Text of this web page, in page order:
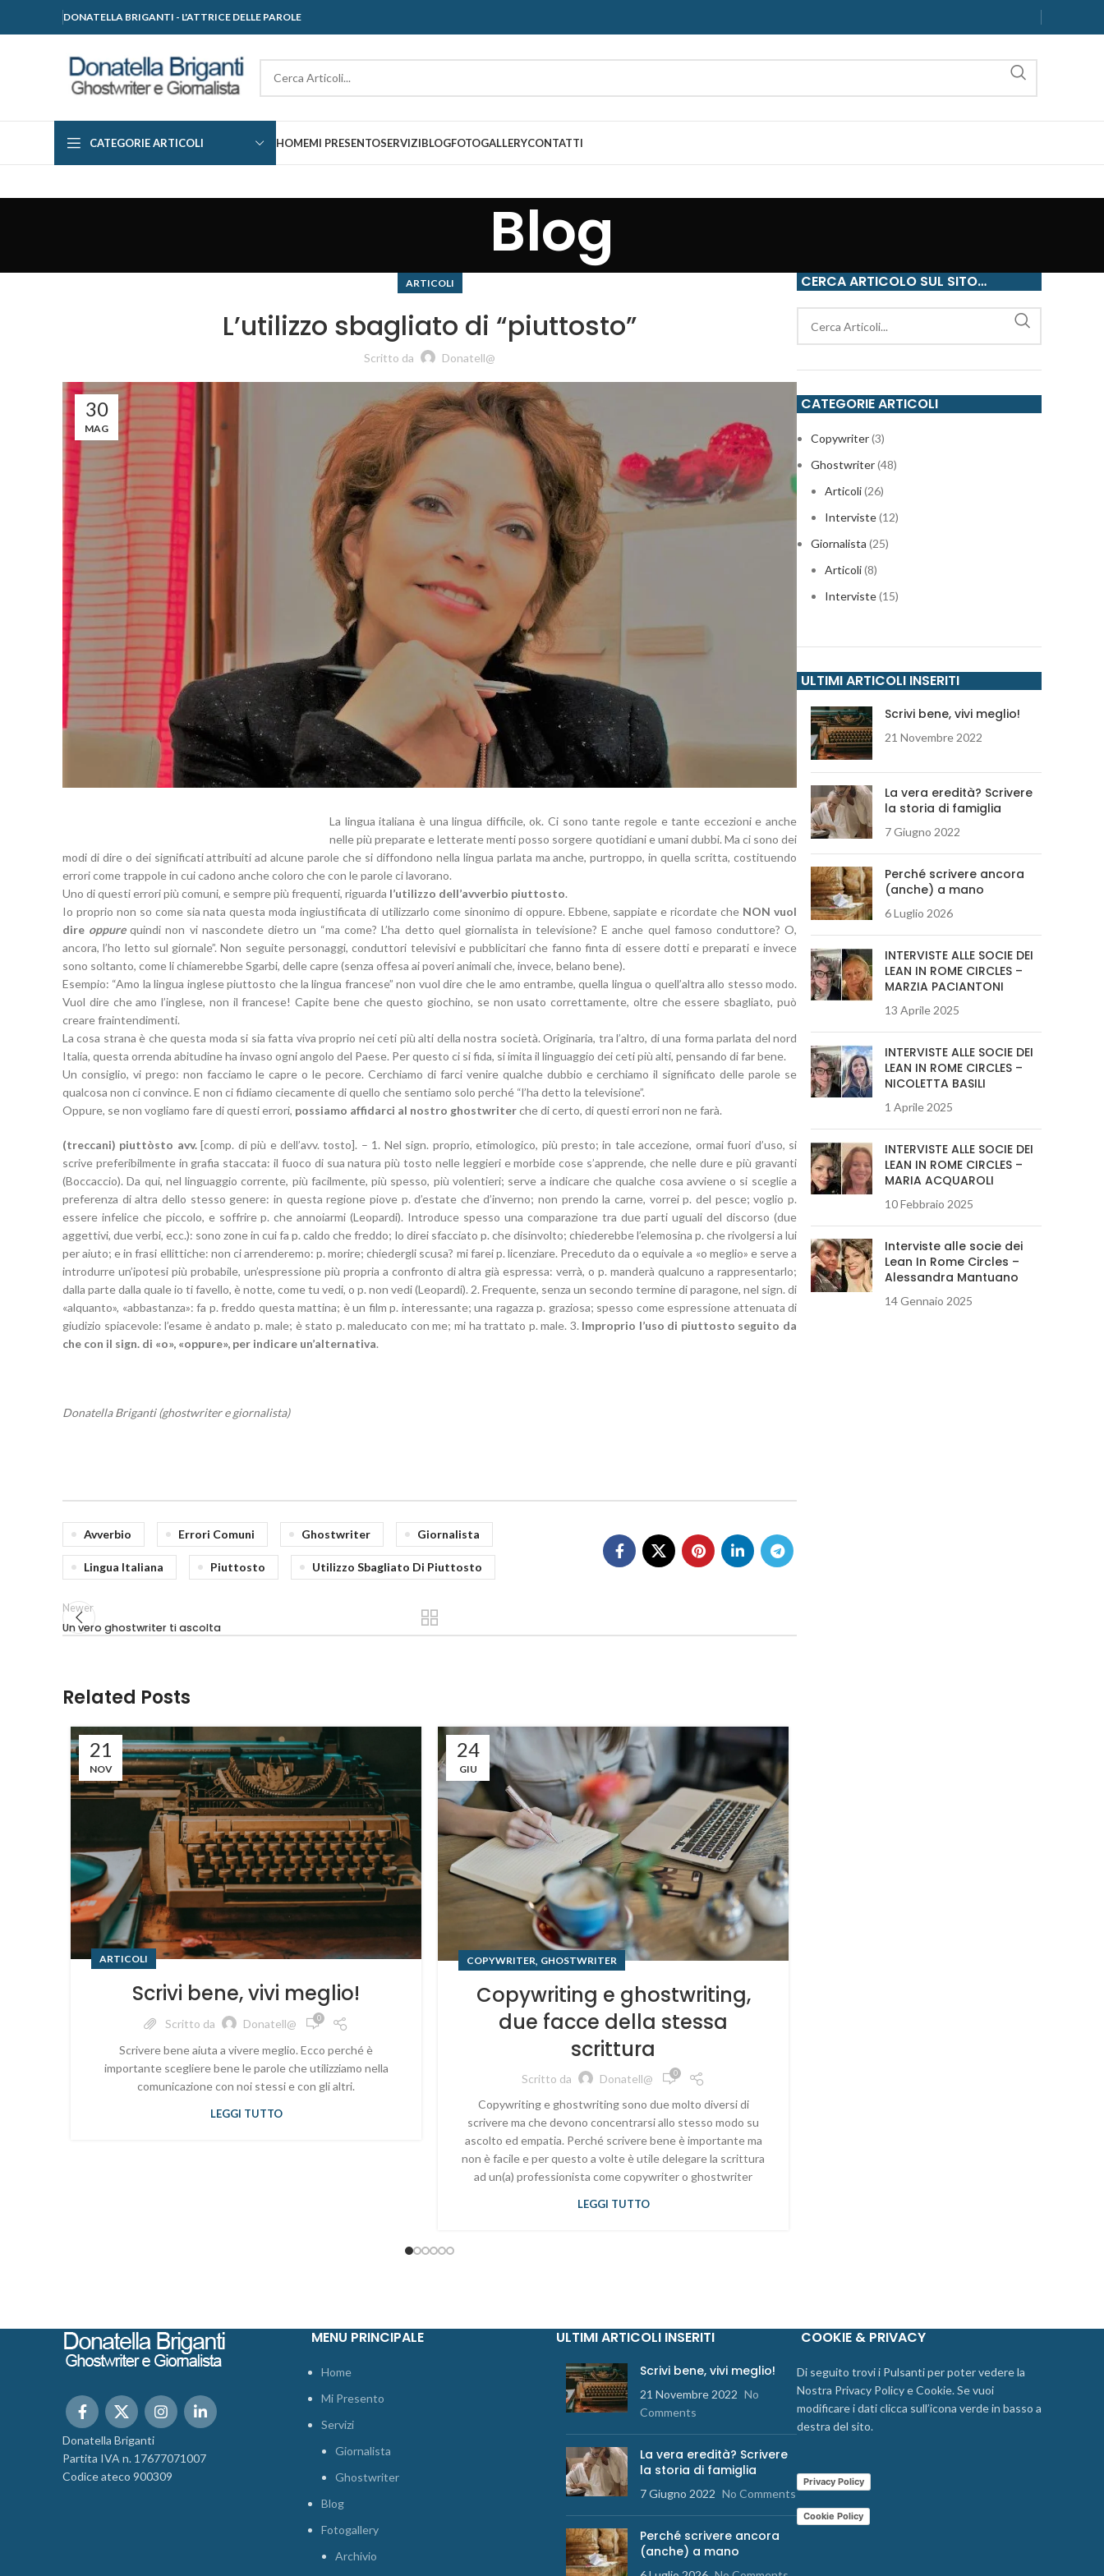
DONATELLA BRIGANTI - L'ATTRICE DELLE PAROLE
CATEGORIE ARTICOLI HOMEMI PRESENTOSERVIZIBLOGFOTOGALLERYCONTATTI
Blog
ARTICOLI
L’utilizzo sbagliato di “piuttosto”
Scritto da Donatell@
30
MAG
La lingua italiana è una lingua difficile, ok. Ci sono tante regole e tante eccezioni e anche
nelle più preparate e letterate menti posso sorgere quotidiani e umani dubbi. Ma ci sono dei
modi di dire o dei significati attribuiti ad alcune parole che si diffondono nella lingua parlata ma anche, purtroppo, in quella scritta, costituendo
errori come trappole in cui cadono anche coloro che con le parole ci lavorano.
Uno di questi errori più comuni, e sempre più frequenti, riguarda l’utilizzo dell’avverbio piuttosto.
Io proprio non so come sia nata questa moda ingiustificata di utilizzarlo come sinonimo di oppure. Ebbene, sappiate e ricordate che NON vuol
dire oppurequindi non vi nascondete dietro un “ma come? L’ha detto quel giornalista in televisione? E anche quel famoso conduttore? O,
ancora, l’ho letto sul giornale”. Non seguite personaggi, conduttori televisivi e pubblicitari che fanno finta di essere dotti e preparati e invece
sono soltanto, come li chiamerebbe Sgarbi, delle capre (senza offesa ai poveri animali che, invece, belano bene).
Esempio: “Amo la lingua inglese piuttosto che la lingua francese” non vuol dire che le amo entrambe, quella lingua o quell’altra allo stesso modo.
Vuol dire che amo l’inglese, non il francese! Capite bene che questo giochino, se non usato correttamente, oltre che essere sbagliato, può
creare fraintendimenti.
La cosa strana è che questa moda si sia fatta viva proprio nei ceti più alti della nostra società. Originaria, tra l’altro, di una forma parlata del nord
Italia, questa orrenda abitudine ha invaso ogni angolo del Paese. Per questo ci si fida, si imita il linguaggio dei ceti più alti, pensando di far bene.
Un consiglio, vi prego: non facciamo le capre o le pecore. Cerchiamo di farci venire qualche dubbio e cerchiamo il significato delle parole se
qualcosa non ci convince. E non ci fidiamo ciecamente di quello che sentiamo solo perché “l’ha detto la televisione”.
Oppure, se non vogliamo fare di questi errori, possiamo affidarci al nostro ghostwriterche di certo, di questi errori non ne farà.
(treccani) piuttòsto avv.[comp. di più e dell’avv. tosto]. – 1. Nel sign. proprio, etimologico, più presto; in tale accezione, ormai fuori d’uso, si
scrive preferibilmente in grafia staccata: il fuoco di sua natura più tosto nelle leggieri e morbide cose s’apprende, che nelle dure e più gravanti
(Boccaccio). Da qui, nel linguaggio corrente, più facilmente, più spesso, più volentieri; serve a indicare che qualche cosa avviene o si sceglie a
preferenza di altra dello stesso genere: in questa regione piove p. d’estate che d’inverno; non prendo la carne, vorrei p. del pesce; voglio p.
essere infelice che piccolo, e soffrire p. che annoiarmi (Leopardi). Introduce spesso una comparazione tra due parti uguali del discorso (due
aggettivi, due verbi, ecc.): sono zone in cui fa p. caldo che freddo; lo direi sfacciato p. che disinvolto; chiederebbe l’elemosina p. che rivolgersi a lui
per aiuto; e in frasi ellittiche: non ci arrenderemo: p. morire; chiedergli scusa? mi farei p. licenziare. Preceduto da o equivale a «o meglio» e serve a
introdurre un’ipotesi più probabile, un’espressione più propria a confronto di altra già espressa: verrà, o p. manderà qualcuno a rappresentarlo;
dalla parte dalla quale io ti favello, è notte, come tu vedi, o p. non vedi (Leopardi). 2. Frequente, senza un secondo termine di paragone, nel sign. di
«alquanto», «abbastanza»: fa p. freddo questa mattina; è un film p. interessante; una ragazza p. graziosa; spesso come espressione attenuata di
giudizio spiacevole: l’esame è andato p. male; è stato p. maleducato con me; mi ha trattato p. male. 3. Improprio l’uso di piuttosto seguito da
che con il sign. di «o», «oppure», per indicare un’alternativa.
Donatella Briganti (ghostwriter e giornalista)
Avverbio Errori Comuni Ghostwriter Giornalista
Lingua Italiana Piuttosto Utilizzo Sbagliato Di Piuttosto
Newer
Un vero ghostwriter ti ascolta
Related Posts
21
NOV
ARTICOLI
Scrivi bene, vivi meglio!
Scritto da Donatell@ 0
Scrivere bene aiuta a vivere meglio. Ecco perché è
importante scegliere bene le parole che utilizziamo nella
comunicazione con noi stessi e con gli altri.
LEGGI TUTTO
24
GIU
COPYWRITER, GHOSTWRITER
Copywriting e ghostwriting,
due facce della stessa
scrittura
Scritto da Donatell@ 0
Copywriting e ghostwriting sono due molto diversi di
scrivere ma che devono concentrarsi allo stesso modo su
ascolto ed empatia. Perché scrivere bene è importante ma
non è facile e per questo a volte è utile delegare la scrittura
ad un(a) professionista come copywriter o ghostwriter
LEGGI TUTTO
CERCA ARTICOLO SUL SITO…
CATEGORIE ARTICOLI
Copywriter(3)
Ghostwriter(48)
Articoli(26)
Interviste(12)
Giornalista (25)
Articoli(8)
Interviste(15)
ULTIMI ARTICOLI INSERITI
Scrivi bene, vivi meglio!
21 Novembre 2022
La vera eredità? Scrivere
la storia di famiglia
7 Giugno 2022
Perché scrivere ancora
(anche) a mano
6 Luglio 2026
INTERVISTE ALLE SOCIE DEI
LEAN IN ROME CIRCLES –
MARZIA PACIANTONI
13 Aprile 2025
INTERVISTE ALLE SOCIE DEI
LEAN IN ROME CIRCLES –
NICOLETTA BASILI
1 Aprile 2025
INTERVISTE ALLE SOCIE DEI
LEAN IN ROME CIRCLES –
MARIA ACQUAROLI
10 Febbraio 2025
Interviste alle socie dei
Lean In Rome Circles –
Alessandra Mantuano
14 Gennaio 2025
Donatella Briganti
Partita IVA n. 17677071007
Codice ateco 900309
MENU PRINCIPALE
Home
Mi Presento
Servizi
Giornalista
Ghostwriter
Blog
Fotogallery
Archivio
ULTIMI ARTICOLI INSERITI
Scrivi bene, vivi meglio!
21 Novembre 2022 No
Comments
La vera eredità? Scrivere
la storia di famiglia
7 Giugno 2022 No Comments
Perché scrivere ancora
(anche) a mano
COOKIE & PRIVACY
Di seguito trovi i Pulsanti per poter vedere la
Nostra Privacy Policy e Cookie. Se vuoi
modificare i dati clicca sull’icona verde in basso a
destra del sito.
Privacy Policy
Cookie Policy